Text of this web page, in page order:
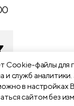
Сookie-файлы для
и служб
в настройках
сайтом без
обл.,